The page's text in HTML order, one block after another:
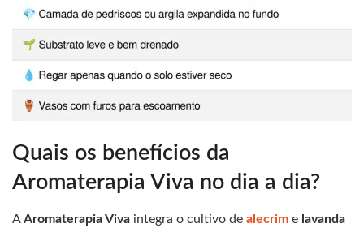
Quais os benefícios da
Aromaterapia Viva no dia a dia?
AAromaterapia Viva integra o cultivo de alecrim e lavanda